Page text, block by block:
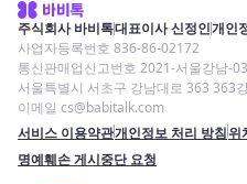
주식회사 바비톡대표이사 신정인개인
사업자등록번호 836-86-02172
통신판매업신고번호 2021-서울강남-
서울특별시 서초구 강남대로 363 363
이메일 cs@babitalk.com
서비스 이용약관개인정보 처리 방침위
명예훼손 게시중단 요청